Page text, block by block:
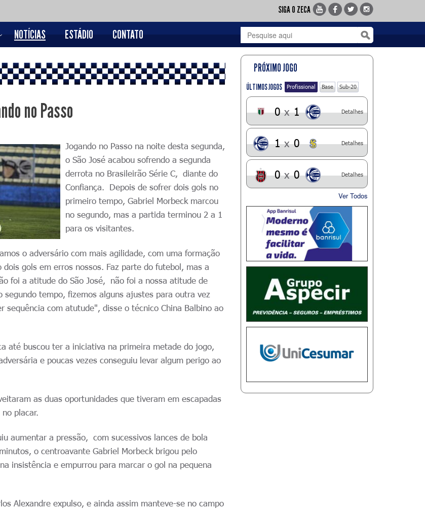
SIGA O ZECA
NOTÍCIAS ESTÁDIO CONTATO
no Passo
Jogando no Passo na noite desta segunda,
o São José acabou sofrendo a segunda
derrota no Brasileirão Série C, diante do
Confiança. Depois de sofrer dois gols no
primeiro tempo, Gabriel Morbeck marcou
no segundo, mas a partida terminou 2 a 1
para os visitantes.
o adversário com mais agilidade, com uma formação
gols em erros nossos. Faz parte do futebol, mas a
foi a atitude do São José, não foi a nossa atitude de
segundo tempo, fizemos alguns ajustes para outra vez
sequência com atutude", disse o técnico China Balbino ao
até buscou ter a iniciativa na primeira metade do jogo,
e poucas vezes conseguiu levar algum perigo ao
as duas oportunidades que tiveram em escapadas
placar.
aumentar a pressão, com sucessivos lances de bola
o centroavante Gabriel Morbeck brigou pelo
insistência e empurrou para marcar o gol na pequena
Alexandre expulso, e ainda assim manteve-se no campo
PRÓXIMO JOGO
ÚLTIMOS JOGOS Profissional Base Sub-20
0 x 1 Detalhes
1 x 0 Detalhes
0 x 0 Detalhes
Ver Todos